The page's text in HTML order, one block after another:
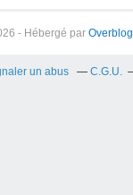
- Hébergé par Overblog
un abus C.G.U.